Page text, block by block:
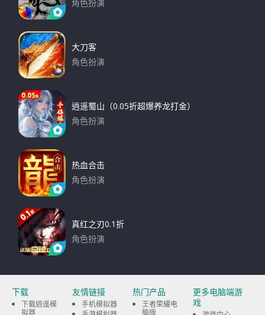
角色扮演
大刀客
角色扮演
逍遥蜀山（0.05折超爆养龙打金）
角色扮演
热血合击
角色扮演
真红之刃0.1折
角色扮演
下载
下载逍遥模
拟器
友情链接
手机模拟器
热门产品
王者荣耀电
脑版
更多电脑端游
戏